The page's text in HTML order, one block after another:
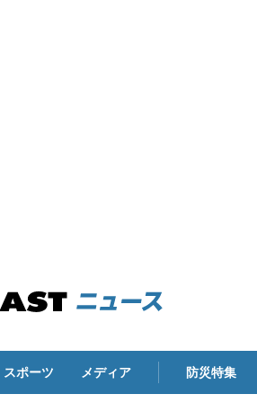
スポーツ メディア 防災特集